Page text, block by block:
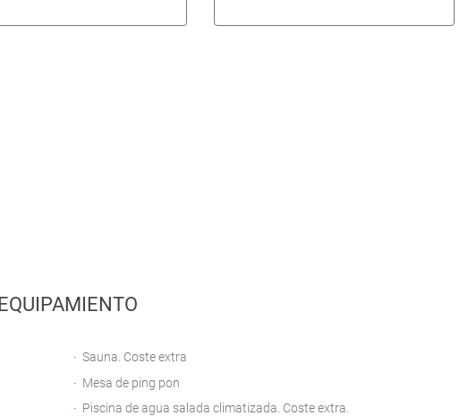
EQUIPAMIENTO
Sauna. Coste extra
Mesa de ping pon
Piscina de agua salada climatizada. Coste extra.